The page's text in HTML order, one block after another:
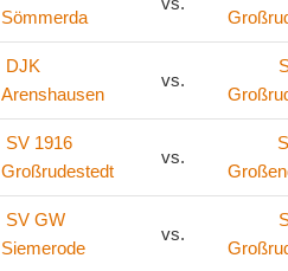
Sömmerda
DJK
Arenshausen
vs.
SV 1916
Großrudestedt
vs.
SV GW
Siemerode
vs.